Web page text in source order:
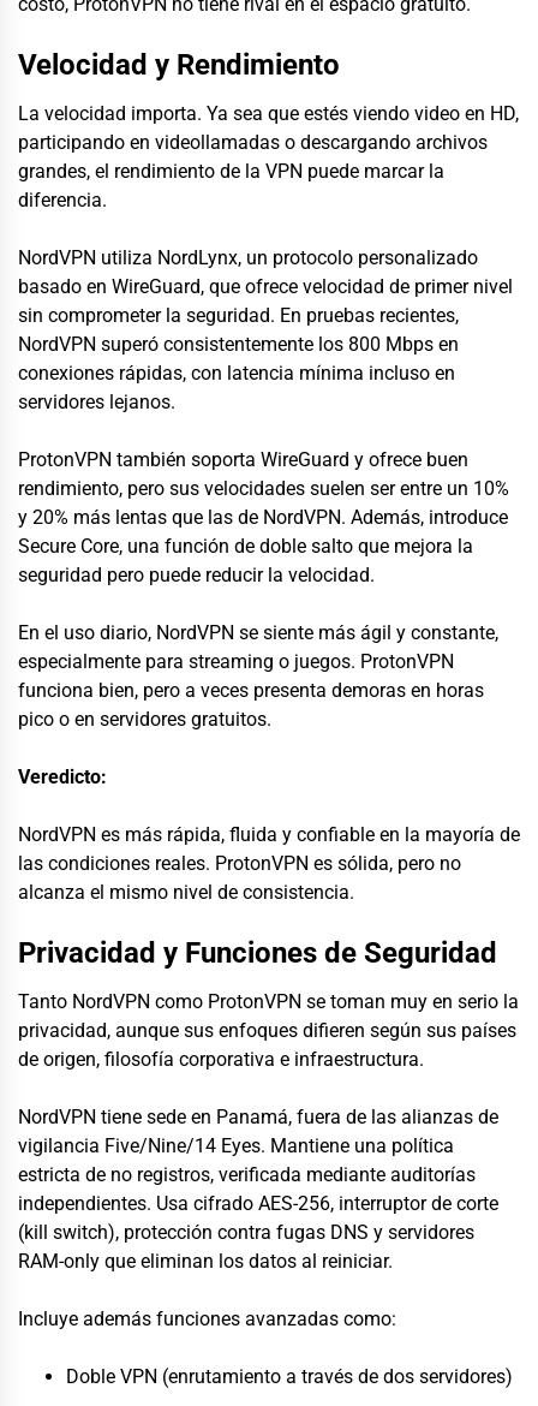
Velocidad y Rendimiento
La velocidad importa. Ya sea que estés viendo video en HD,
participando en videollamadas o descargando archivos
grandes, el rendimiento de la VPN puede marcar la
diferencia.
NordVPN utiliza NordLynx, un protocolo personalizado
basado en WireGuard, que ofrece velocidad de primer nivel
sin comprometer la seguridad. En pruebas recientes,
NordVPN superó consistentemente los 800 Mbps en
conexiones rápidas, con latencia mínima incluso en
servidores lejanos.
ProtonVPN también soporta WireGuard y ofrece buen
rendimiento, pero sus velocidades suelen ser entre un 10%
y 20% más lentas que las de NordVPN. Además, introduce
Secure Core, una función de doble salto que mejora la
seguridad pero puede reducir la velocidad.
En el uso diario, NordVPN se siente más ágil y constante,
especialmente para streaming o juegos. ProtonVPN
funciona bien, pero a veces presenta demoras en horas
pico o en servidores gratuitos.
Veredicto:
NordVPN es más rápida, fluida y confiable en la mayoría de
las condiciones reales. ProtonVPN es sólida, pero no
alcanza el mismo nivel de consistencia.
Privacidad y Funciones de Seguridad
Tanto NordVPN como ProtonVPN se toman muy en serio la
privacidad, aunque sus enfoques difieren según sus países
de origen, filosofía corporativa e infraestructura.
NordVPN tiene sede en Panamá, fuera de las alianzas de
vigilancia Five/Nine/14 Eyes. Mantiene una política
estricta de no registros, verificada mediante auditorías
independientes. Usa cifrado AES-256, interruptor de corte
(kill switch), protección contra fugas DNS y servidores
RAM-only que eliminan los datos al reiniciar.
Incluye además funciones avanzadas como:
Doble VPN (enrutamiento a través de dos servidores)